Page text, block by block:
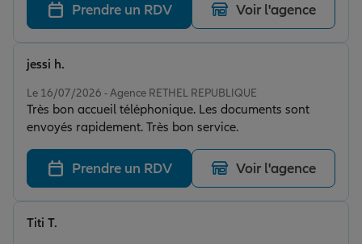
Tous nos devis d'assurance
Prendre un RDV Voir l'agence
Le 16/07/2026 - Agence RETHEL REPUBLIQUE
Très bon accueil téléphonique. Les documents sont
envoyés rapidement. Très bon service.
jessi h.
Prendre un RDV Voir l'agence
Titi T.